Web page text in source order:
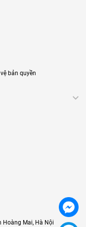
bản quyền
Hoàng Mai, Hà Nội